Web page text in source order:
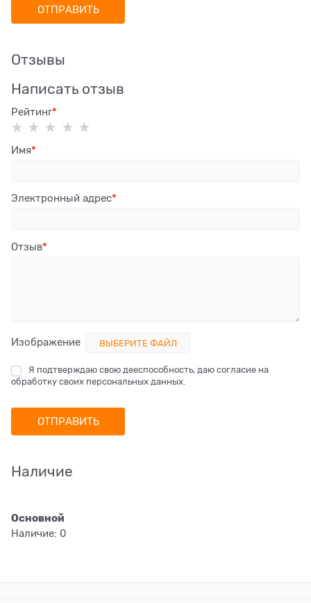
Отзывы
Написать отзыв
Рейтинг
Имя
Электронный адрес
Отзыв
Изображение ВЫБЕРИТЕ ФАЙЛ
Я подтверждаю свою дееспособность, даю согласие на
обработку своих персональных данных.
Наличие
Основной
Наличие: 0